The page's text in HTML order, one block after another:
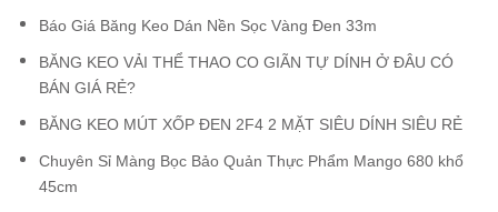
Báo Giá Băng Keo Dán Nền Sọc Vàng Đen 33m
BĂNG KEO VẢI THỂ THAO CO GIÃN TỰ DÍNH Ở ĐÂU CÓ
BÁN GIÁ RẺ?
BĂNG KEO MÚT XỐP ĐEN 2F4 2 MẶT SIÊU DÍNH SIÊU RẺ
Chuyên Sỉ Màng Bọc Bảo Quản Thực Phẩm Mango 680 khổ
45cm